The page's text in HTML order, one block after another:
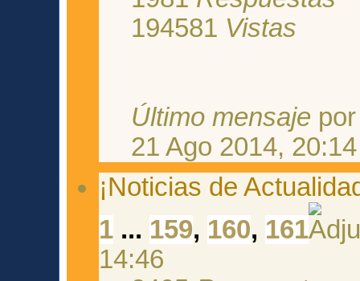
194581 Vistas
Último mensaje
21 Ago 2014, 20:14
¡Noticias de
1 ... 159, 160, 161
14:46